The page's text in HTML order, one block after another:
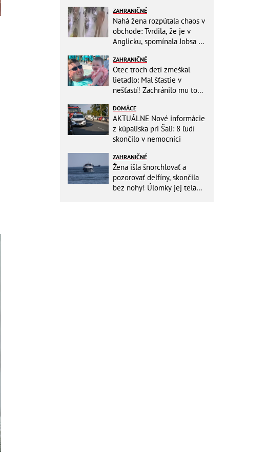
ZAHRANIČNÉ
Nahá žena rozpútala chaos v
obchode: Tvrdila, že je v
Anglicku, spomínala Jobsa aj
ZAHRANIČNÉ
Otec troch detí zmeškal
lietadlo: Mal šťastie v
nešťastí! Zachránilo mu to
DOMÁCE
AKTUÁLNE Nové informácie
z kúpaliska pri Šali: 8 ľudí
skončilo v nemocnici
ZAHRANIČNÉ
Žena išla šnorchlovať a
pozorovať delfíny, skončila
bez nohy! Úlomky jej tela